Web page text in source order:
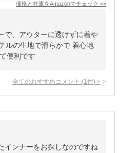
価格と在庫をAmazonでチェック >>
で、アウターに透けずに着や
ルの生地で滑らかで 着心地
便利です
全てのおすすめコメント (1 件) >
インナーをお探しなのですね